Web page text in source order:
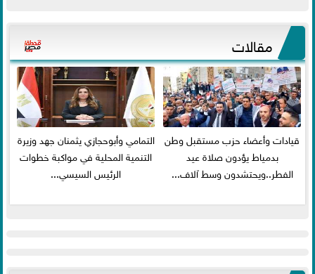
مقالات
قيادات وأعضاء حزب مستقبل وطن
بدمياط يؤدون صلاة عيد
الفطر..ويحتشدون وسط آلاف...
التمامي وأبوحجازي يثمنان جهد وزيرة
التنمية المحلية في مواكبة خطوات
الرئيس السيسي...